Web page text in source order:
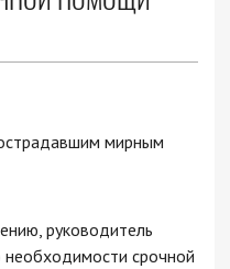
руководитель
срочной